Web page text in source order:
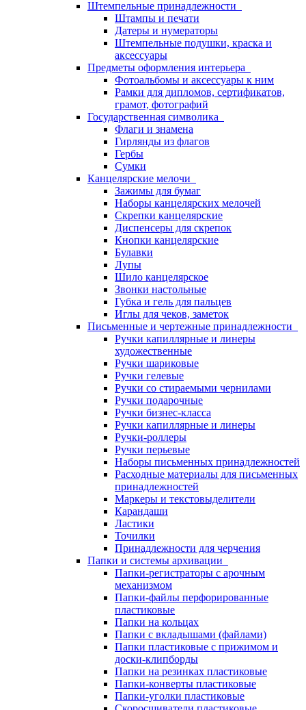
Штемпельные принадлежности
Штампы и печати
Датеры и нумераторы
Штемпельные подушки, краска и
аксессуары
Предметы оформления интерьера
Фотоальбомы и аксессуары к ним
Рамки для дипломов, сертификатов,
грамот, фотографий
Государственная символика
Флаги и знамена
Гирлянды из флагов
Гербы
Сумки
Канцелярские мелочи
Зажимы для бумаг
Наборы канцелярских мелочей
Скрепки канцелярские
Диспенсеры для скрепок
Кнопки канцелярские
Булавки
Лупы
Шило канцелярское
Звонки настольные
Губка и гель для пальцев
Иглы для чеков, заметок
Письменные и чертежные принадлежности
Ручки капиллярные и линеры
художественные
Ручки шариковые
Ручки гелевые
Ручки со стираемыми чернилами
Ручки подарочные
Ручки бизнес-класса
Ручки капиллярные и линеры
Ручки-роллеры
Ручки перьевые
Наборы письменных принадлежностей
Расходные материалы для письменных
принадлежностей
Маркеры и текстовыделители
Карандаши
Ластики
Точилки
Принадлежности для черчения
Папки и системы архивации
Папки-регистраторы с арочным
механизмом
Папки-файлы перфорированные
пластиковые
Папки на кольцах
Папки с вкладышами (файлами)
Папки пластиковые с прижимом и
доски-клипборды
Папки на резинках пластиковые
Папки-конверты пластиковые
Папки-уголки пластиковые